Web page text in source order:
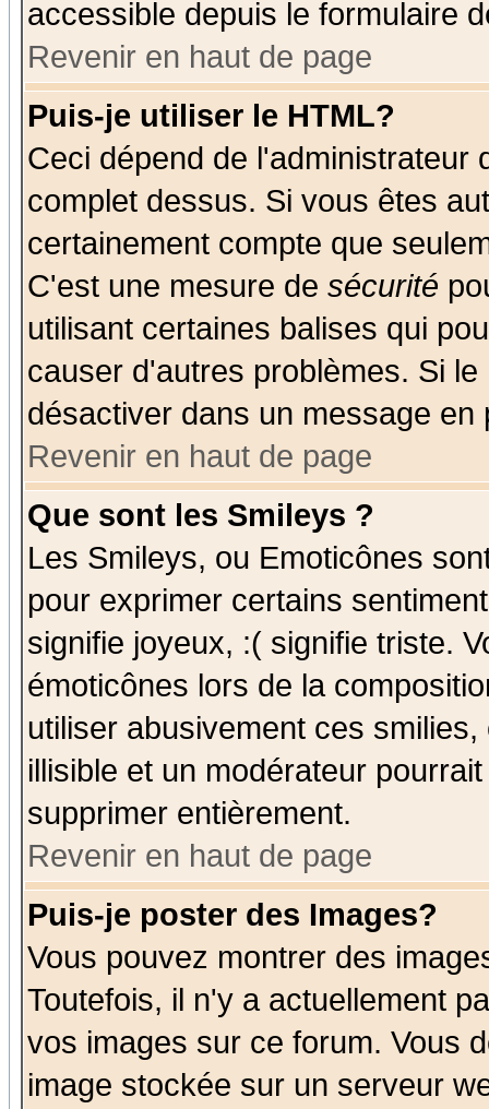
accessible depuis le formulaire
Revenir en haut de page
Puis-je utiliser le HTML?
Ceci dépend de l'administrateur
complet dessus. Si vous êtes
certainement compte que
C'est une mesure de sécurité
utilisant certaines balises qui
causer d'autres problèmes. Si
désactiver dans un message
Revenir en haut de page
Que sont les Smileys ?
Les Smileys, ou Emoticônes
pour exprimer certains
signifie joyeux, :( signifie triste.
émoticônes lors de la
utiliser abusivement ces
illisible et un modérateur
supprimer entièrement.
Revenir en haut de page
Puis-je poster des Images?
Vous pouvez montrer des
Toutefois, il n'y a actuellement
vos images sur ce forum. Vous
image stockée sur un serveur